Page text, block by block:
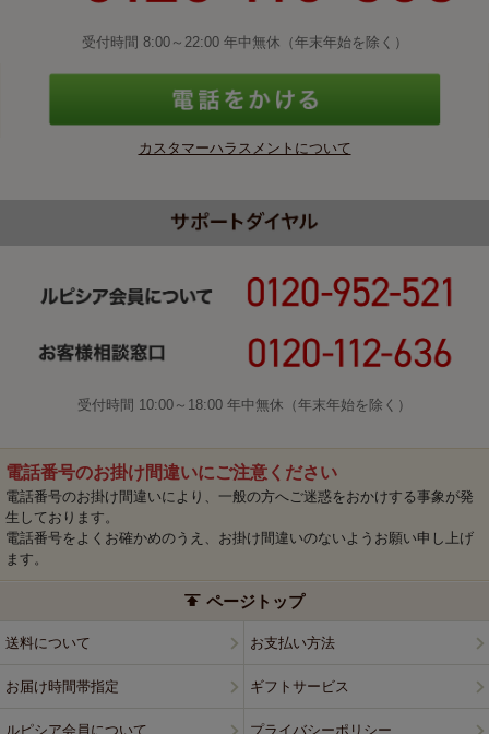
受付時間 8:00～22:00 年中無休（年末年始を除く）
カスタマーハラスメントについて
受付時間 10:00～18:00 年中無休（年末年始を除く）
電話番号のお掛け間違いにご注意ください
電話番号のお掛け間違いにより、一般の方へご迷惑をおかけする事象が発
生しております。
電話番号をよくお確かめのうえ、お掛け間違いのないようお願い申し上げ
ます。
ページトップ
送料について お支払い方法
お届け時間帯指定 ギフトサービス
ルピシア会員について プライバシーポリシー